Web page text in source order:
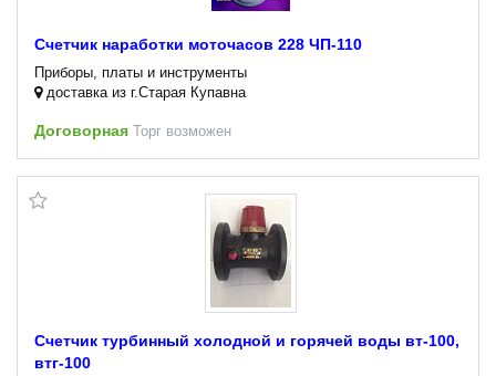
Счетчик наработки моточасов 228 ЧП-110
Приборы, платы и инструменты
доставка из г.Старая Купавна
Договорная Торг возможен
Счетчик турбинный холодной и горячей воды вт-100,
втг-100